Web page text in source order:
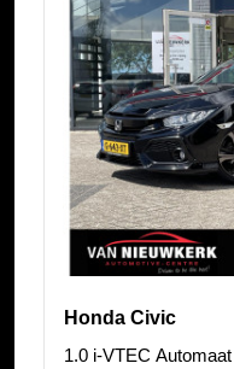
Honda Civic
1.0 i-VTEC